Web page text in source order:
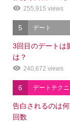
255,915 views
5 デート
3回目のデートは
は？
240,672 views
6 デートテクニ
告白されるのは
回数